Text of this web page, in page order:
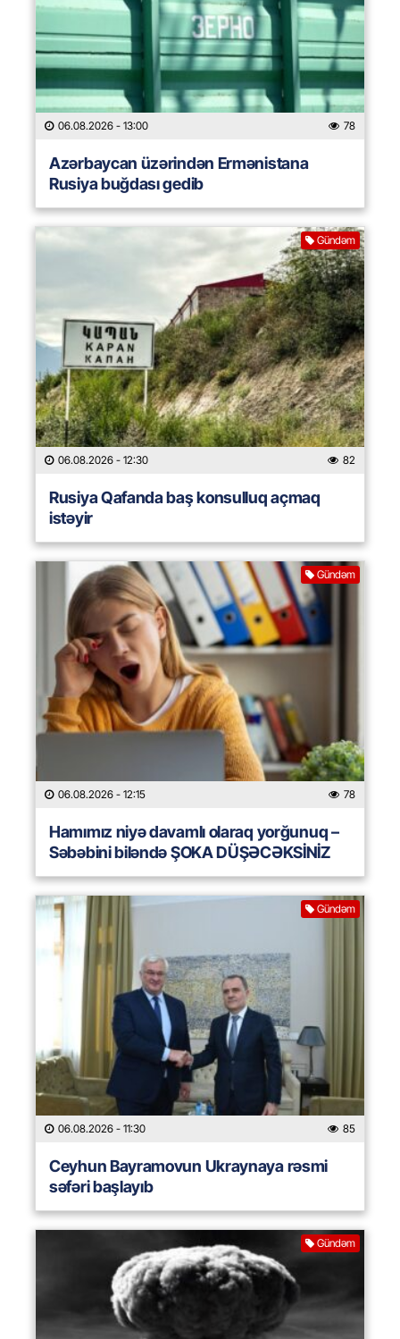
06.08.2026 - 13:00 78
Azərbaycan üzərindən Ermənistana
Rusiya buğdası gedib
Gündəm
06.08.2026 - 12:30 82
Rusiya Qafanda baş konsulluq açmaq
istəyir
Gündəm
06.08.2026 - 12:15 78
Hamımız niyə davamlı olaraq yorğunuq –
Səbəbini biləndə ŞOKA DÜŞƏCƏKSİNİZ
Gündəm
06.08.2026 - 11:30 85
Ceyhun Bayramovun Ukraynaya rəsmi
səfəri başlayıb
Gündəm